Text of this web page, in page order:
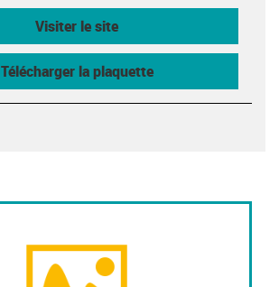
Visiter le site
Télécharger la plaquette